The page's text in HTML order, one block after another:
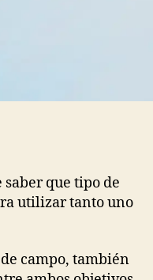
saber que tipo de
utilizar tanto uno
campo, también